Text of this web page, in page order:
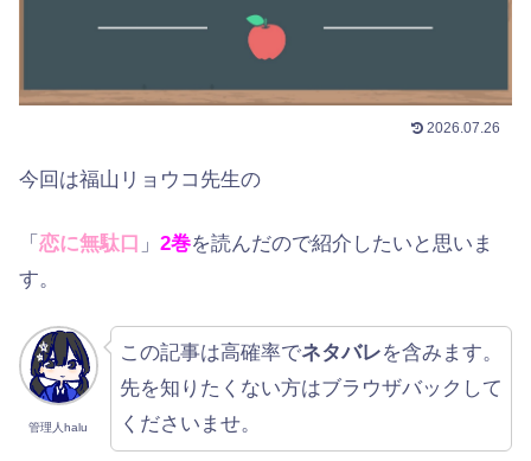
2026.07.26
今回は福山リョウコ先生の
「 恋に無駄口 」 2巻を読んだので紹介したいと思いま
す。
管理人halu
この記事は高確率でネタバレを含みます。
先を知りたくない方はブラウザバックして
くださいませ。